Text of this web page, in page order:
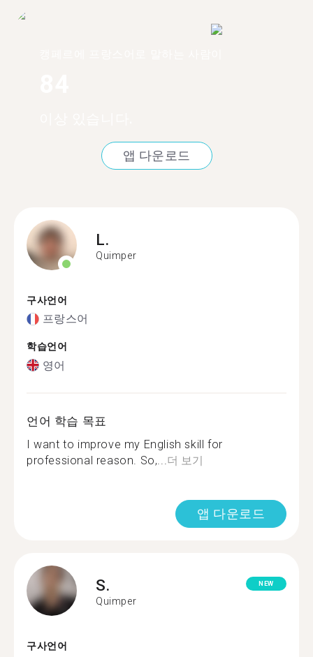
앱 다운로드
L.
Quimper
구사언어
프랑스어
학습언어
영어
언어 학습 목표
I want to improve my English skill for
professional reason. So,... 더 보기
앱 다운로드
S.
Quimper
NEW
구사언어